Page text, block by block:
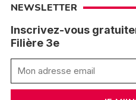
NEWSLETTER
Inscrivez-vous
Filière 3e